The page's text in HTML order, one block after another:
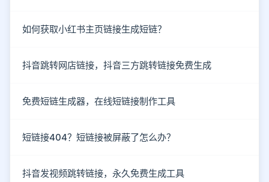
如何获取小红书主页链接生成短链？
抖音跳转网店链接，抖音三方跳转链接免费生成
免费短链生成器，在线短链接制作工具
短链接404？短链接被屏蔽了怎么办？
抖音发视频跳转链接，永久免费生成工具